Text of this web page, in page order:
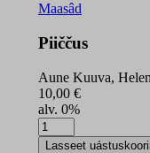
Maasâd
Piiččus
Aune Kuuva,
10,00 €
alv. 0%
Piiččus
quantity
Lasseet